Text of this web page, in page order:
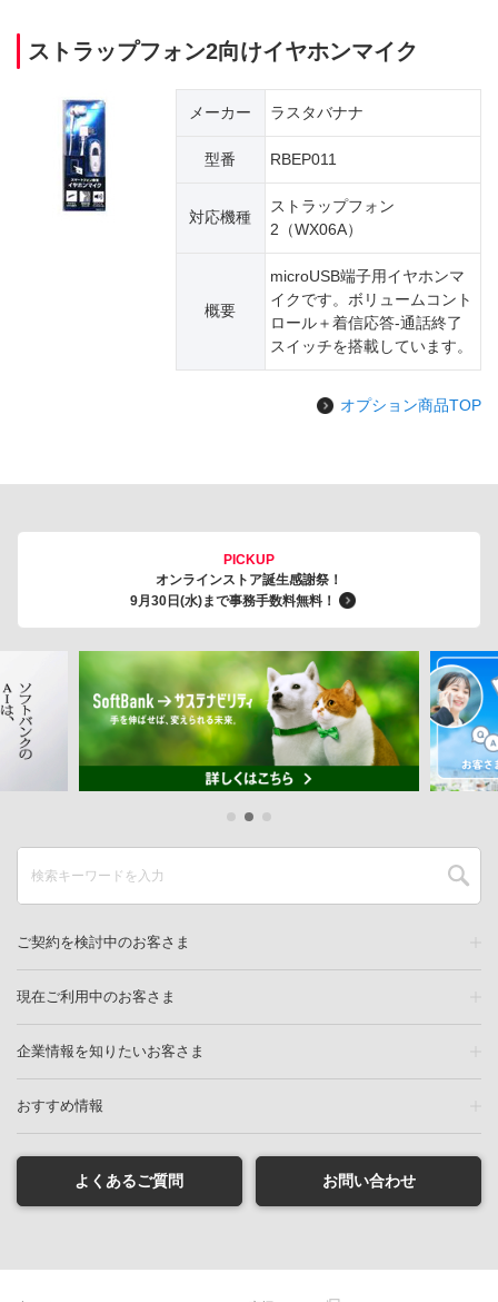
ストラップフォン2向けイヤホンマイク
メーカー ラスタバナナ
型番 RBEP011
対応機種
ストラップフォン
2（WX06A）
概要
microUSB端子用イヤホンマ
イクです。ボリュームコント
ロール＋着信応答-通話終了
スイッチを搭載しています。
オプション商品TOP
PICKUP
オンラインストア誕生感謝祭！
9月30日(水)まで事務手数料無料！
ご契約を検討中のお客さま
現在ご利用中のお客さま
企業情報を知りたいお客さま
おすすめ情報
よくあるご質問 お問い合わせ